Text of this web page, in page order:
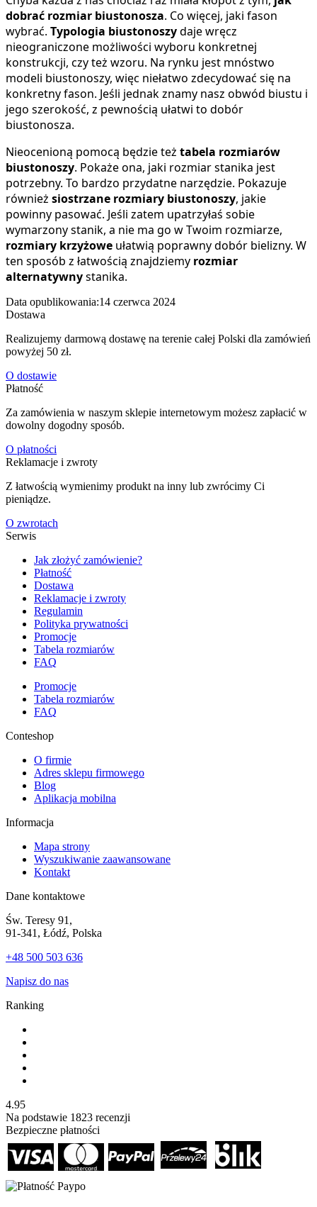
dobrać rozmiar biustonosza. Co więcej, jaki fason
wybrać. Typologia biustonoszydaje wręcz
nieograniczone możliwości wyboru konkretnej
konstrukcji, czy też wzoru. Na rynku jest mnóstwo
modeli biustonoszy, więc niełatwo zdecydować się na
konkretny fason. Jeśli jednak znamy nasz obwód biustu i
jego szerokość, z pewnością ułatwi to dobór
biustonosza.
Nieocenioną pomocą będzie też tabela rozmiarów
biustonoszy. Pokaże ona, jaki rozmiar stanika jest
potrzebny. To bardzo przydatne narzędzie. Pokazuje
również siostrzane rozmiary biustonoszy, jakie
powinny pasować. Jeśli zatem upatrzyłaś sobie
wymarzony stanik, a nie ma go w Twoim rozmiarze,
rozmiary krzyżowe ułatwią poprawny dobór bielizny. W
ten sposób z łatwością znajdziemy rozmiar
alternatywnystanika.
Data opublikowania:14 czerwca 2024
Dostawa
Realizujemy darmową dostawę na terenie całej Polski dla zamówień
powyżej 50 zł.
O dostawie
Płatność
Za zamówienia w naszym sklepie internetowym możesz zapłacić w
dowolny dogodny sposób.
O płatności
Reklamacje i zwroty
Z łatwością wymienimy produkt na inny lub zwrócimy Ci
pieniądze.
O zwrotach
Serwis
Jak złożyć zamówienie?
Płatność
Dostawa
Reklamacje i zwroty
Regulamin
Polityka prywatności
Promocje
Tabela rozmiarów
FAQ
Promocje
Tabela rozmiarów
FAQ
Conteshop
O firmie
Adres sklepu firmowego
Blog
Aplikacja mobilna
Informacja
Mapa strony
Wyszukiwanie zaawansowane
Kontakt
Dane kontaktowe
Św. Teresy 91,
91-341, Łódź, Polska
+48 500 503 636
Napisz do nas
Ranking
4.95
Na podstawie 1823 recenzji
Bezpieczne płatności